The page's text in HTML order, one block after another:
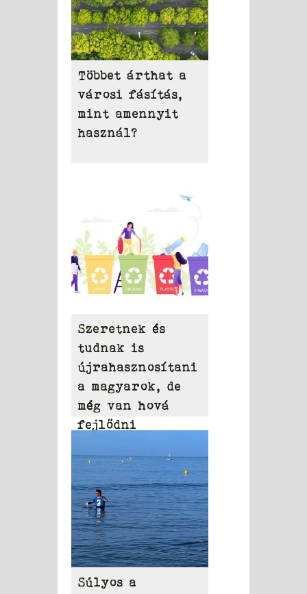
Többet árthat a
városi fásítás,
mint amennyit
használ?
Szeretnek és
tudnak is
újrahasznosítani
a magyarok, de
még van hová
fejlődni
Súlyos a